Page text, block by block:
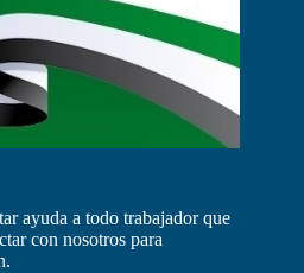
ayuda a todo trabajador que
con nosotros para